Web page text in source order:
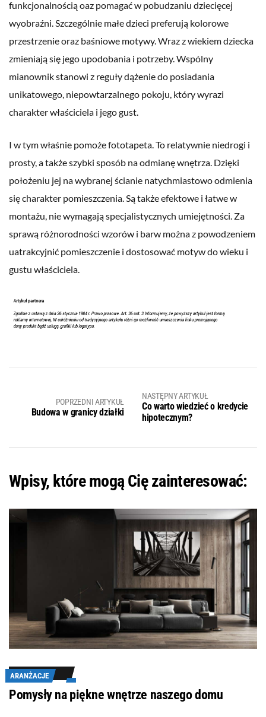
funkcjonalnością oaz pomagać w pobudzaniu dziecięcej
wyobraźni. Szczególnie małe dzieci preferują kolorowe
przestrzenie oraz baśniowe motywy. Wraz z wiekiem dziecka
zmieniają się jego upodobania i potrzeby. Wspólny
mianownik stanowi z reguły dążenie do posiadania
unikatowego, niepowtarzalnego pokoju, który wyrazi
charakter właściciela i jego gust.
I w tym właśnie pomoże fototapeta. To relatywnie niedrogi i
prosty, a także szybki sposób na odmianę wnętrza. Dzięki
położeniu jej na wybranej ścianie natychmiastowo odmienia
się charakter pomieszczenia. Są także efektowe i łatwe w
montażu, nie wymagają specjalistycznych umiejętności. Za
sprawą różnorodności wzorów i barw można z powodzeniem
uatrakcyjnić pomieszczenie i dostosować motyw do wieku i
gustu właściciela.
POPRZEDNI ARTYKUŁ
Budowa w granicy działki
NASTĘPNY ARTYKUŁ
Co warto wiedzieć o kredycie
hipotecznym?
Wpisy, które mogą Cię zainteresować:
ARANŻACJE
Pomysły na piękne wnętrze naszego domu